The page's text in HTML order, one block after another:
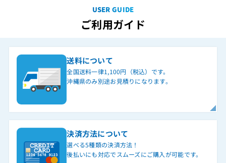
USER GUIDE
ご利用ガイド
送料について
全国送料一律1,100円（税込）です。
沖縄県のみ別途お見積りになります。
決済方法について
選べる5種類の決済方法！
後払いにも対応でスムーズにご購入が可能です。